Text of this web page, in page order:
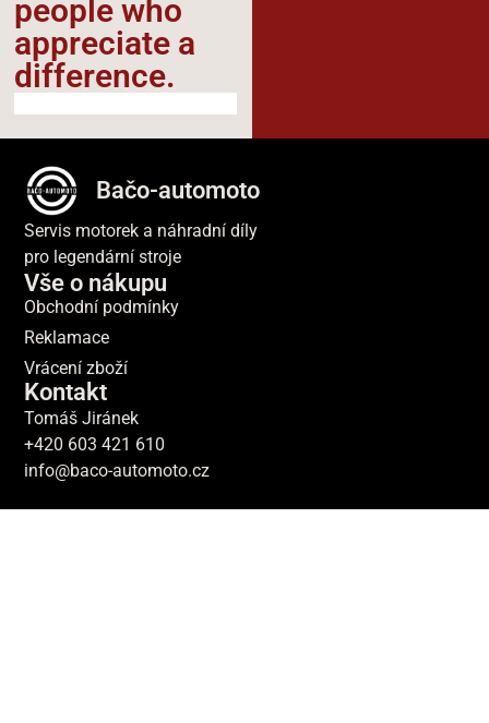
people who
appreciate a
difference.​
Bačo-automoto
Servis motorek a náhradní díly
pro legendární stroje
Vše o nákupu
Obchodní podmínky
Reklamace
Vrácení zboží
Kontakt
Tomáš Jiránek
+420 603 421 610
info@baco-automoto.cz